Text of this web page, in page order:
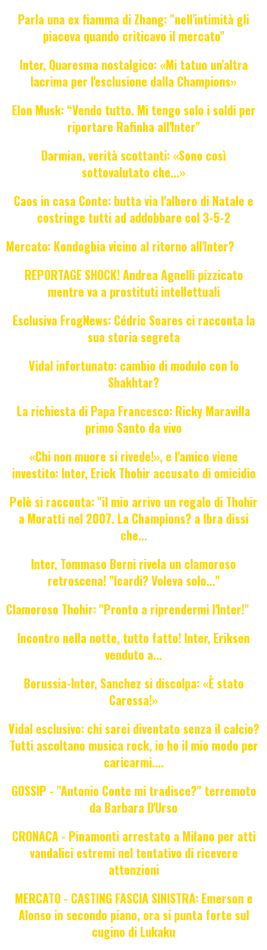
Parla una ex fiamma di Zhang: "nell'intimità gli
piaceva quando criticavo il mercato"
Inter, Quaresma nostalgico: «Mi tatuo un'altra
lacrima per l'esclusione dalla Champions»
Elon Musk: “Vendo tutto. Mi tengo solo i soldi per
riportare Rafinha all'Inter"
Darmian, verità scottanti: «Sono così
sottovalutato che...»
Caos in casa Conte: butta via l'albero di Natale e
costringe tutti ad addobbare col 3-5-2
Mercato: Kondogbia vicino al ritorno all'Inter?
REPORTAGE SHOCK! Andrea Agnelli pizzicato
mentre va a prostituti intellettuali
Esclusiva FrogNews: Cédric Soares ci racconta la
sua storia segreta
Vidal infortunato: cambio di modulo con lo
Shakhtar?
La richiesta di Papa Francesco: Ricky Maravilla
primo Santo da vivo
«Chi non muore si rivede!», e l'amico viene
investito: Inter, Erick Thohir accusato di omicidio
Pelè si racconta: "il mio arrivo un regalo di Thohir
a Moratti nel 2007. La Champions? a Ibra dissi
che...
Inter, Tommaso Berni rivela un clamoroso
retroscena! "Icardi? Voleva solo..."
Clamoroso Thohir: "Pronto a riprendermi l'Inter!"
Incontro nella notte, tutto fatto! Inter, Eriksen
venduto a...
Borussia-Inter, Sanchez si discolpa: «È stato
Caressa!»
Vidal esclusivo: chi sarei diventato senza il calcio?
Tutti ascoltano musica rock, io ho il mio modo per
caricarmi....
GOSSIP - "Antonio Conte mi tradisce?" terremoto
da Barbara D'Urso
CRONACA - Pinamonti arrestato a Milano per atti
vandalici estremi nel tentativo di ricevere
attenzioni
MERCATO - CASTING FASCIA SINISTRA: Emerson e
Alonso in secondo piano, ora si punta forte sul
cugino di Lukaku